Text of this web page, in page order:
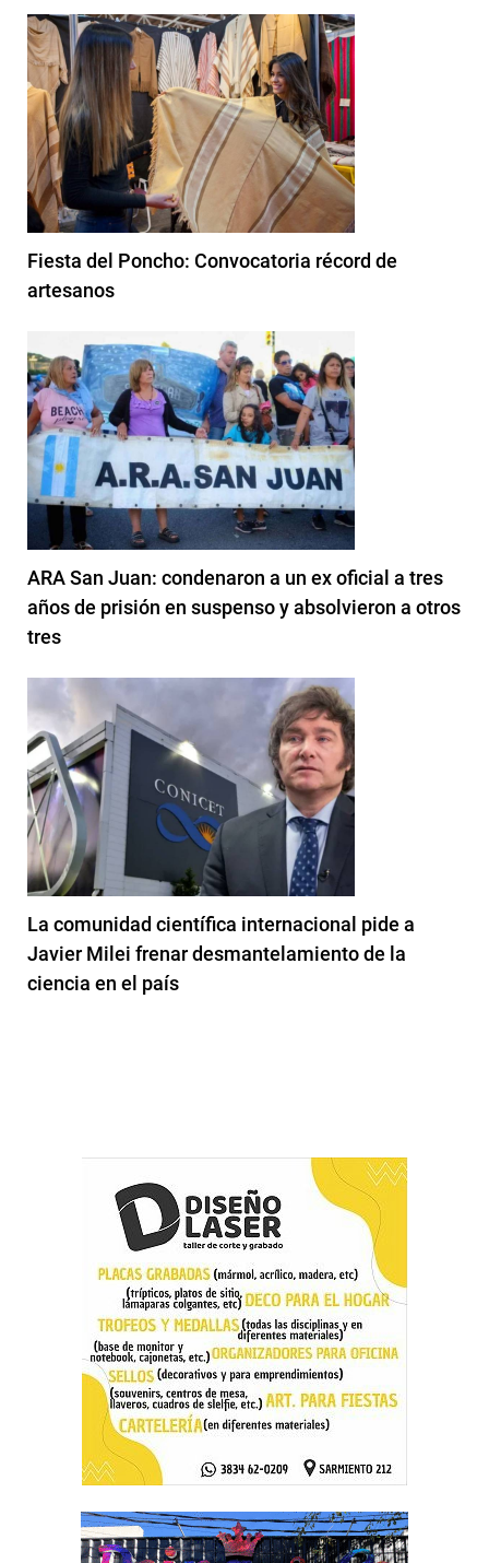
Fiesta del Poncho: Convocatoria récord de
artesanos
ARA San Juan: condenaron a un ex oficial a tres
años de prisión en suspenso y absolvieron a otros
tres
La comunidad científica internacional pide a
Javier Milei frenar desmantelamiento de la
ciencia en el país